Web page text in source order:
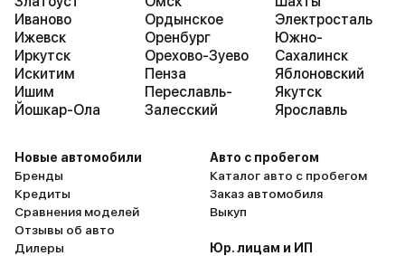
Иваново
Ижевск
Иркутск
Искитим
Ишим
Йошкар-Ола
Ордынское
Оренбург
Орехово-Зуево
Пенза
Переславль-
Залесский
Электросталь
Южно-
Сахалинск
Яблоновский
Якутск
Ярославль
Новые автомобили
Бренды
Кредиты
Сравнения моделей
Отзывы об авто
Дилеры
Авто с пробегом
Каталог авто с пробегом
Заказ автомобиля
Выкуп
Юр. лицам и ИП